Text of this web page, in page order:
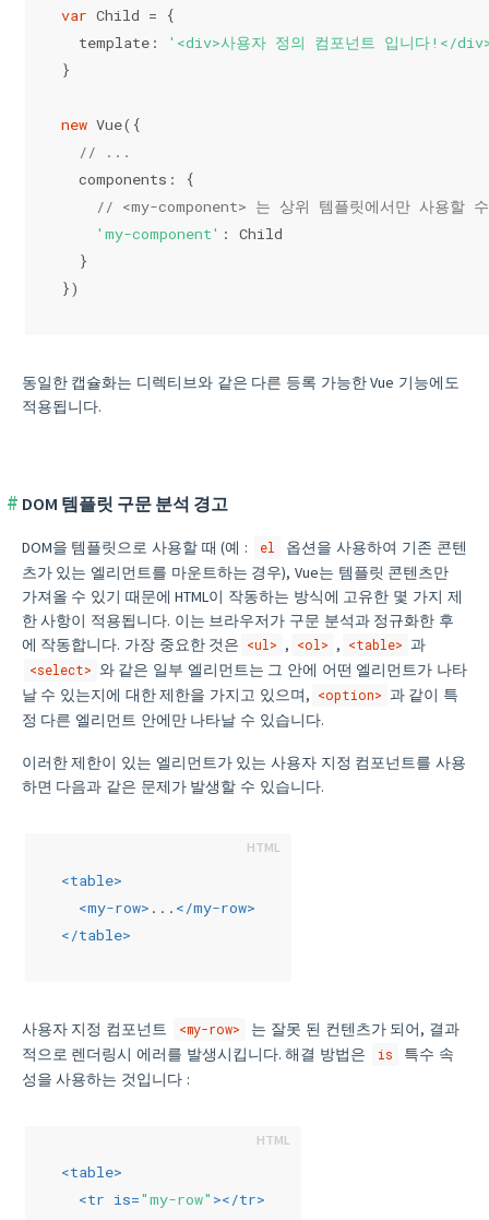
var Child = {
  template:
'<div>사용자 정의 컴포넌트 입니다!</
}
new Vue({
// ...
  components: {
// <my-component> 는 상위 템플릿에서만 사용할
'my-component' : Child
  }
})
동일한 캡슐화는 디렉티브와 같은 다른 등록 가능한 Vue 기능에도
적용됩니다.
DOM 템플릿 구문 분석 경고
DOM을 템플릿으로 사용할 때 (예 : el
옵션을 사용하여 기존 콘텐
츠가 있는 엘리먼트를 마운트하는 경우), Vue는 템플릿 콘텐츠만
가져올 수 있기 때문에 HTML이 작동하는 방식에 고유한 몇 가지 제
한 사항이 적용됩니다. 이는 브라우저가 구문 분석과 정규화한 후
에 작동합니다. 가장 중요한 것은 <ul> , <ol> , <table> 과
<select> 와 같은 일부 엘리먼트는 그 안에 어떤 엘리먼트가 나타
날 수 있는지에 대한 제한을 가지고 있으며, <option> 과 같이 특
정 다른 엘리먼트 안에만 나타날 수 있습니다.
이러한 제한이 있는 엘리먼트가 있는 사용자 지정 컴포넌트를 사용
하면 다음과 같은 문제가 발생할 수 있습니다.
<table>
<my-row> ... </my-row>
</table>
사용자 지정 컴포넌트 <my-row>
는 잘못 된 컨텐츠가 되어, 결과
적으로 렌더링시 에러를 발생시킵니다. 해결 방법은
is
특수 속
성을 사용하는 것입니다 :
<table>
<tr is="my-row" ></tr>